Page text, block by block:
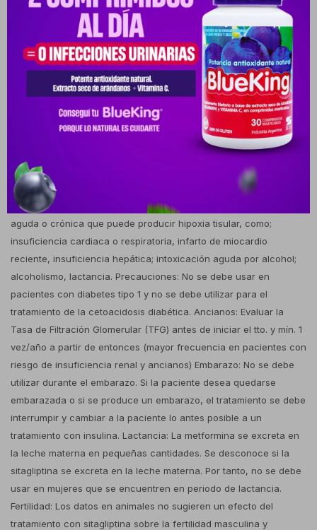
veces/día con las comidas para reducir las reacciones adversas
gastrointestinales asociadas a la metformina. La dosis del
tratamiento antihiperglucémico debe individualizarse por paciente
teniendo en cuenta su eficacia y tolerancia, sin superar la dosis
diaria máxima de 100 mg de sitagliptina. Contraindicaciones:
Hipersensibilidad a los principios activos o a alguno de los
excipientes, cualquier tipo de acidosis metabólica aguda(como
acidosis láctica, cetoacidosis diabética); pre-coma diabético;
insuficiencia renal grave( TFG < 30 ml/min); problemas agudos
con capacidad para alterar la función renal, como;
deshidratación, infección grave, shock, administración
intravascular de agentes de contraste yodados; enfermedad
aguda o crónica que puede producir hipoxia tisular, como;
insuficiencia cardiaca o respiratoria, infarto de miocardio
reciente, insuficiencia hepática; intoxicación aguda por alcohol;
alcoholismo, lactancia. Precauciones: No se debe usar en
pacientes con diabetes tipo 1 y no se debe utilizar para el
tratamiento de la cetoacidosis diabética. Ancianos: Evaluar la
Tasa de Filtración Glomerular (TFG) antes de iniciar el tto. y mín. 1
vez/año a partir de entonces (mayor frecuencia en pacientes con
riesgo de insuficiencia renal y ancianos) Embarazo: No se debe
utilizar durante el embarazo. Si la paciente desea quedarse
embarazada o si se produce un embarazo, el tratamiento se debe
interrumpir y cambiar a la paciente lo antes posible a un
tratamiento con insulina. Lactancia: La metformina se excreta en
la leche materna en pequeñas cantidades. Se desconoce si la
sitagliptina se excreta en la leche materna. Por tanto, no se debe
usar en mujeres que se encuentren en periodo de lactancia.
Fertilidad: Los datos en animales no sugieren un efecto del
tratamiento con sitagliptina sobre la fertilidad masculina y